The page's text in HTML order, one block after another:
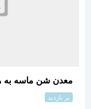
معدن شن ماسه به
پر بازدید